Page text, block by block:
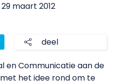
29 maart 2012
deel
en Communicatie aan de
het idee rond om te